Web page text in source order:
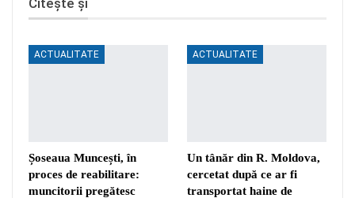
Citește și
ACTUALITATE
Șoseaua Muncești, în
proces de reabilitare:
muncitorii pregătesc
ACTUALITATE
Un tânăr din R. Moldova,
cercetat după ce ar fi
transportat haine de